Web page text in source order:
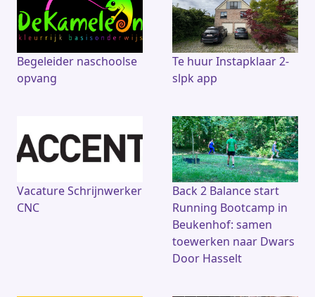
Begeleider naschoolse
opvang
Te huur Instapklaar 2-
slpk app
Vacature Schrijnwerker
CNC
Back 2 Balance start
Running Bootcamp in
Beukenhof: samen
toewerken naar Dwars
Door Hasselt